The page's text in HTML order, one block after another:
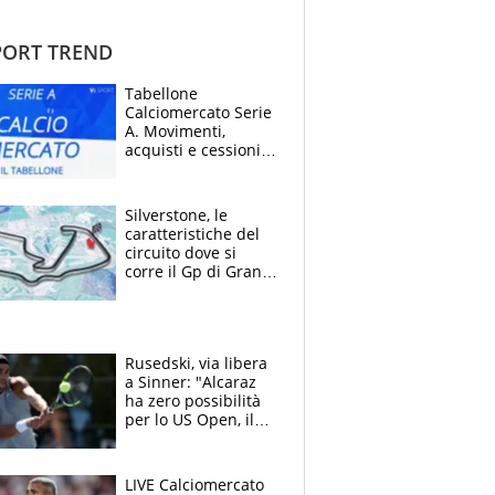
TREND
Tabellone
Calciomercato Serie
A. Movimenti,
acquisti e cessioni:
Silverstone, le
caratteristiche del
circuito dove si
corre il Gp di Gran
Rusedski, via libera
a Sinner: "Alcaraz
ha zero possibilità
per lo US Open, il
LIVE Calciomercato